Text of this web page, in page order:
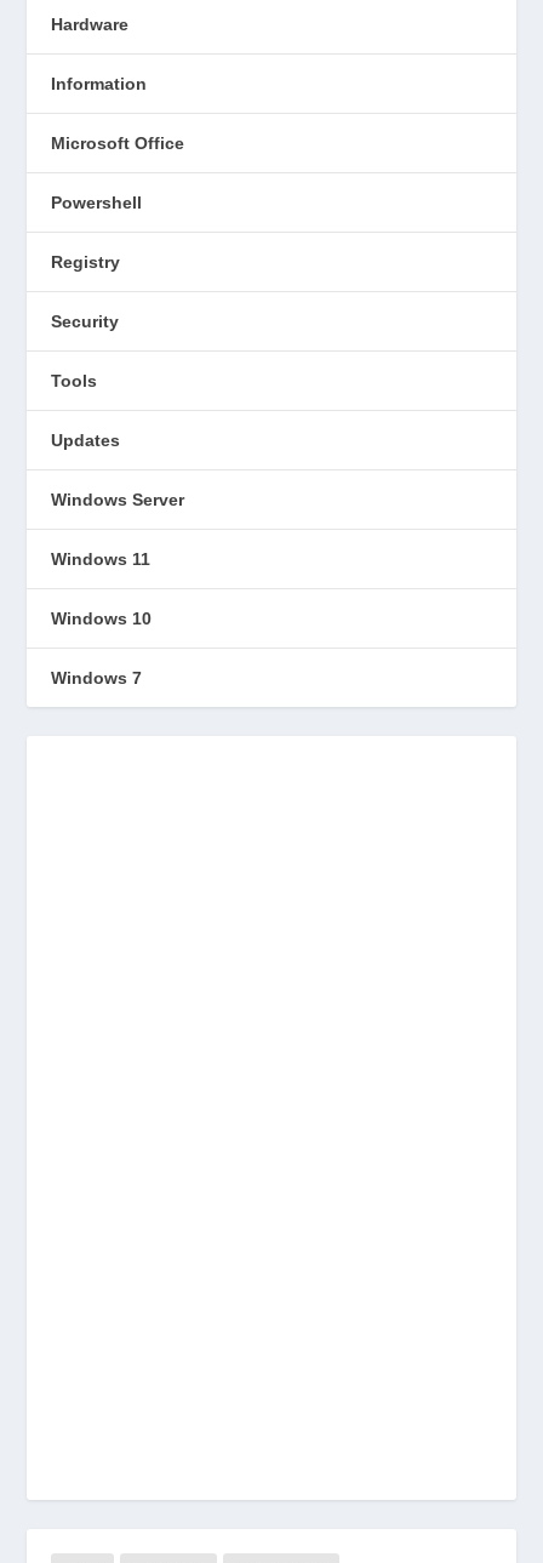
Hardware
Information
Microsoft Office
Powershell
Registry
Security
Tools
Updates
Windows Server
Windows 11
Windows 10
Windows 7